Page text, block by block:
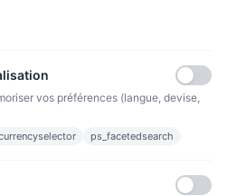
réductions.
vos préférences (langue, devise,
ps_facetedsearch